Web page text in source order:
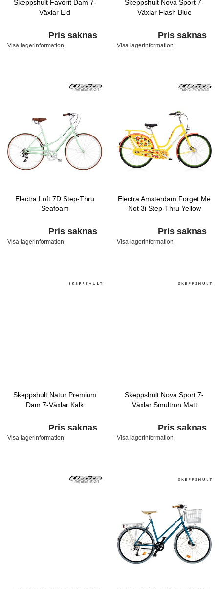
Skeppshult Favorit Dam 7-
Växlar Eld
Pris saknas
Visa lagerinformation
Skeppshult Nova Sport 7-
Växlar Flash Blue
Pris saknas
Visa lagerinformation
Electra Loft 7D Step-Thru
Seafoam
Pris saknas
Visa lagerinformation
Electra Amsterdam Forget Me
Not 3i Step-Thru Yellow
Pris saknas
Visa lagerinformation
Skeppshult Natur Premium
Dam 7-Växlar Kalk
Pris saknas
Visa lagerinformation
Skeppshult Nova Sport 7-
Växlar Smultron Matt
Pris saknas
Visa lagerinformation